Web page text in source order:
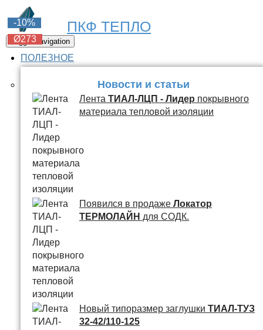
ПКФ ТЕПЛО
Toggle navigation
ПОЛЕЗНОЕ
Новости и статьи
Лента ТИАЛ-ЛЦП - Лидер покрывного
материала тепловой изоляции
Появился в продаже Локатор
ТЕРМОЛАЙН для СОДК.
Новый типоразмер заглушки ТИАЛ-ТУЗ
32-42/110-125
-6%
Ø273
-6%
Ø273
-6%
Ø273
-6%
Ø273
-10%
Ø273